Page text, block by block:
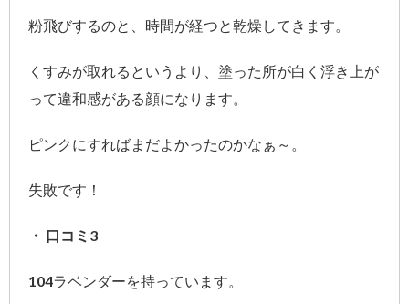
粉飛びするのと、時間が経つと乾燥してきます。
くすみが取れるというより、塗った所が白く浮き上が
って違和感がある顔になります。
ピンクにすればまだよかったのかなぁ～。
失敗です！
・ 口コミ3
104ラベンダーを持っています。